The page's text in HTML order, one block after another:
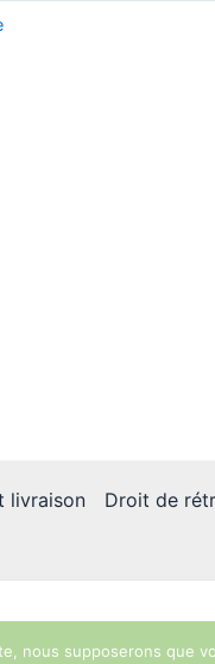
livraison Droit de
nous supposerons que